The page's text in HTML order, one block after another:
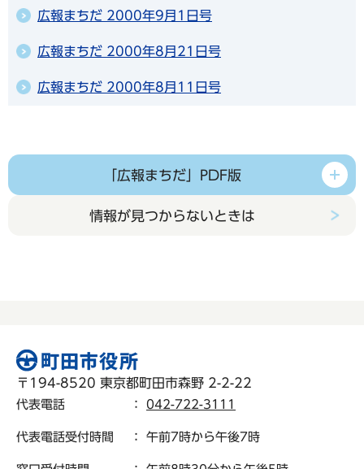
広報まちだ 2000年9月1日号
広報まちだ 2000年8月21日号
広報まちだ 2000年8月11日号
「広報まちだ」PDF版
情報が見つからないときは
〒194-8520 東京都町田市森野 2-2-22
代表電話 ： 042-722-3111
代表電話受付時間 ： 午前7時から午後7時